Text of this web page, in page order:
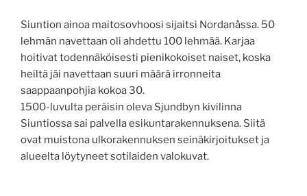
Siuntion ainoa maitosovhoosi sijaitsi Nordanåssa. 50
lehmän navettaan oli ahdettu 100 lehmää. Karjaa
hoitivat todennäköisesti pienikokoiset naiset, koska
heiltä jäi navettaan suuri määrä irronneita
saappaanpohjia kokoa 30.
1500-luvulta peräisin oleva Sjundbyn kivilinna
Siuntiossa sai palvella esikuntarakennuksena. Siitä
ovat muistona ulkorakennuksen seinäkirjoitukset ja
alueelta löytyneet sotilaiden valokuvat.